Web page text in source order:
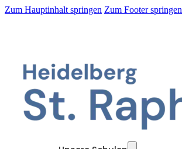
Zum Hauptinhalt springen Zum Footer springen